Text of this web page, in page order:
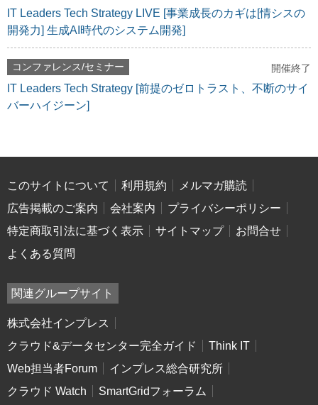
IT Leaders Tech Strategy LIVE [事業成長のカギは[情シスの
開発力] 生成AI時代のシステム開発]
コンファレンス/セミナー 開催終了
IT Leaders Tech Strategy [前提のゼロトラスト、不断のサイ
バーハイジーン]
このサイトについて 利用規約
メルマガ購読
広告掲載のご案内
会社案内
プライバシーポリシー
特定商取引法に基づく表示
サイトマップ
お問合せ
よくある質問
関連グループサイト
株式会社インプレス
クラウド&データセンター完全ガイド
Think IT
Web担当者Forum
インプレス総合研究所
クラウド Watch
SmartGridフォーラム